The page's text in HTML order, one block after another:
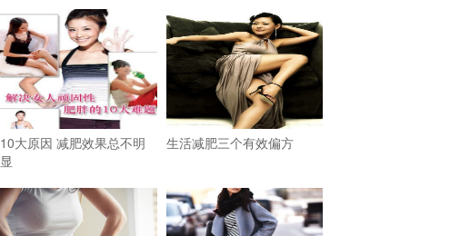
10大原因 减肥效果总不明
显
生活减肥三个有效偏方